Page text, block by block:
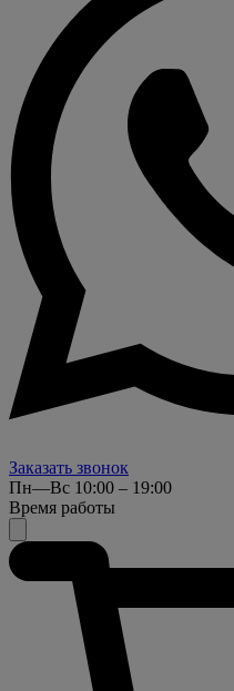
Заказать звонок
Пн—Вс 10:00 – 19:00
Время работы